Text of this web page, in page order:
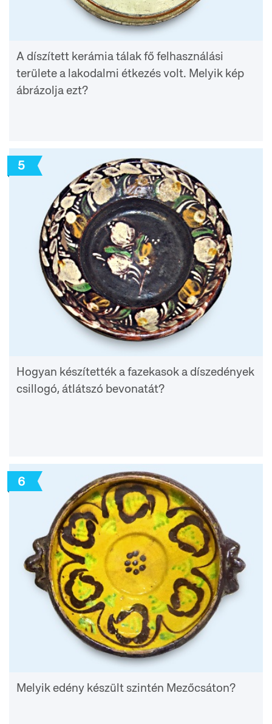
A díszített kerámia tálak fő felhasználási
területe a lakodalmi étkezés volt. Melyik kép
ábrázolja ezt?
5
Hogyan készítették a fazekasok a díszedények
csillogó, átlátszó bevonatát?
6
Melyik edény készült szintén Mezőcsáton?